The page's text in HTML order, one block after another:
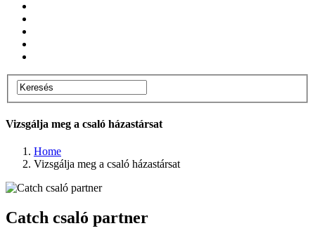
Vizsgálja meg a csaló házastársat
Home
Vizsgálja meg a csaló házastársat
Catch csaló partner